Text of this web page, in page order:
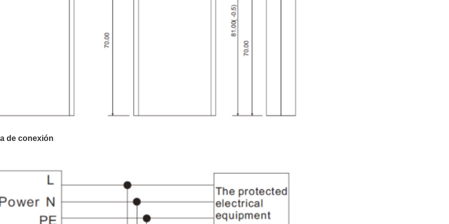
de conexión